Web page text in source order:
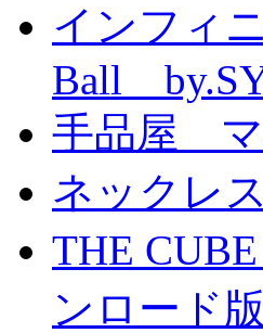
インフィ
Ball
手品屋 マ
ネックレ
THE
ンロード版